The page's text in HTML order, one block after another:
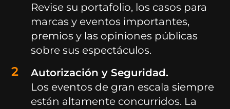
Revise su portafolio, los casos para
marcas y eventos importantes,
premios y las opiniones públicas
sobre sus espectáculos.
Autorización y Seguridad.
Los eventos de gran escala siempre
están altamente concurridos. La